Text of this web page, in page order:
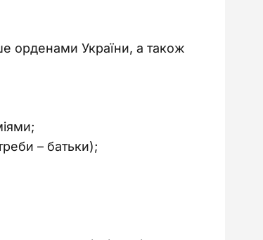
орденами України, а також
– батьки);